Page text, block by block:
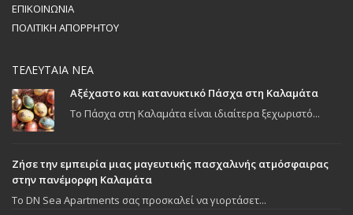
ΕΠΙΚΟΙΝΩΝΙΑ
ΠΟΛΙΤΙΚΗ ΑΠΟΡΡΗΤΟΥ
ΤΕΛΕΥΤΑΙΑ ΝΕΑ
Αξέχαστο και κατανυκτικό Πάσχα στη Καλαμάτα
Το Πάσχα στη Καλαμάτα είναι ιδιαίτερα ξεχωριστό...
Ζήσε την εμπειρία μιας μαγευτικής πασχαλινής ατμόσφαιρας
στην πανέμορφη Καλαμάτα
To DN Sea Apartments σας προσκαλεί να γιορτάσετ...